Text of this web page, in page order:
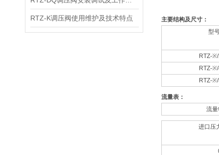
RTZ-K调压阀使用维护及技术特点
主要结构及尺寸：
型
RTZ-
RTZ-
RTZ-
流量表：
流
进口压